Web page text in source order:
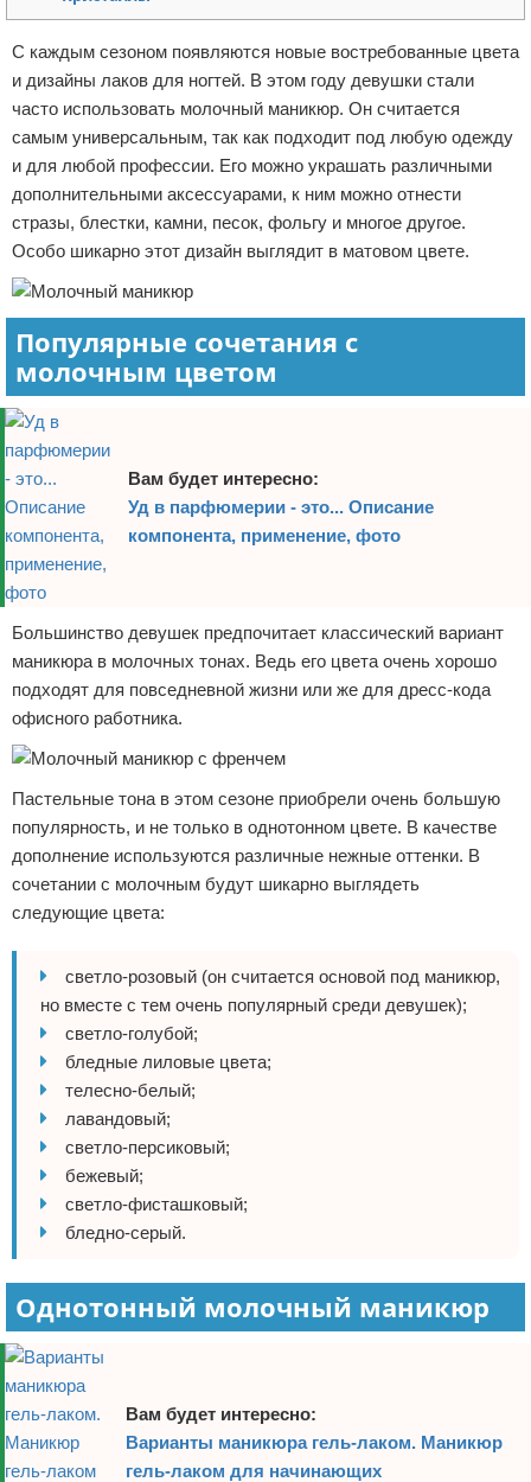
С каждым сезоном появляются новые востребованные цвета
и дизайны лаков для ногтей. В этом году девушки стали
часто использовать молочный маникюр. Он считается
самым универсальным, так как подходит под любую одежду
и для любой профессии. Его можно украшать различными
дополнительными аксессуарами, к ним можно отнести
стразы, блестки, камни, песок, фольгу и многое другое.
Особо шикарно этот дизайн выглядит в матовом цвете.
Популярные сочетания с
молочным цветом
Вам будет интересно:
Уд в парфюмерии - это... Описание
компонента, применение, фото
Большинство девушек предпочитает классический вариант
маникюра в молочных тонах. Ведь его цвета очень хорошо
подходят для повседневной жизни или же для дресс-кода
офисного работника.
Пастельные тона в этом сезоне приобрели очень большую
популярность, и не только в однотонном цвете. В качестве
дополнение используются различные нежные оттенки. В
сочетании с молочным будут шикарно выглядеть
следующие цвета:
светло-розовый (он считается основой под маникюр,
но вместе с тем очень популярный среди девушек);
светло-голубой;
бледные лиловые цвета;
телесно-белый;
лавандовый;
светло-персиковый;
бежевый;
светло-фисташковый;
бледно-серый.
Однотонный молочный маникюр
Вам будет интересно:
Варианты маникюра гель-лаком. Маникюр
гель-лаком для начинающих